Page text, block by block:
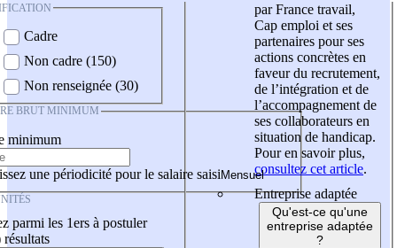
Cadre
Non cadre (150)
Non renseignée (30)
BRUT MINIMUM
minimum
une périodicité pour le salaire saisi
parmi les 1ers à postuler
résultats
par France travail,
Cap emploi et ses
partenaires pour ses
actions concrètes en
faveur du recrutement,
de l’intégration et de
l’accompagnement de
ses collaborateurs en
situation de handicap.
Pour en savoir plus,
consultez cet article.
Entreprise adaptée
Qu'est-ce qu'une
entreprise adaptée
?